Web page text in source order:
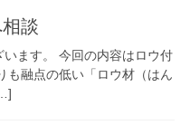
談
ます。 今回の内容はロウ付
も融点の低い「ロウ材（はん